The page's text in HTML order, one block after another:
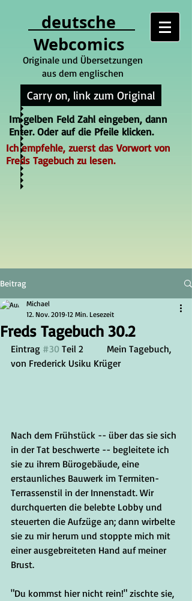
deutsche
Webcomics
Originale und Übersetzungen
aus dem englischen
Carry on, link zum Original
Im gelben Feld Zahl eingeben, dann
Enter. Oder auf die Pfeile klicken.
Ich empfehle, zuerst das Vorwort von
Freds Tagebuch zu lesen.
Beitrag
Freds Tagebuch 30.2
Michael
12. Nov. 2019 12 Min. Lesezeit
Eintrag #30 Teil 2	Mein Tagebuch,
von Frederick Usiku Krüger
Nach dem Frühstück -- über das sie sich
in der Tat beschwerte -- begleitete ich
sie zu ihrem Bürogebäude, eine
erstaunliches Bauwerk im Termiten-
Terrassenstil in der Innenstadt. Wir
durchquerten die belebte Lobby und
steuerten die Aufzüge an; dann wirbelte
sie zu mir herum und stoppte mich mit
einer ausgebreiteten Hand auf meiner
Brust.
"Du kommst hier nicht rein!" zischte sie,